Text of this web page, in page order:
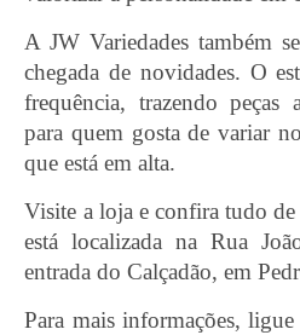
A JW Variedades também
chegada de novidades. O
frequência, trazendo peças
para quem gosta de variar
que está em alta.
Visite a loja e confira tudo
está localizada na Rua
entrada do Calçadão, em
Para mais informações,